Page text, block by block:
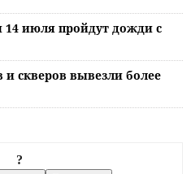
14 июля пройдут дожди с
и скверов вывезли более
?